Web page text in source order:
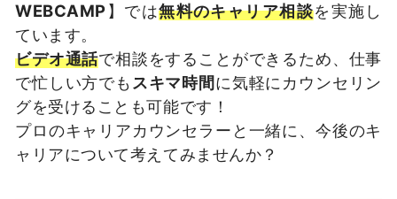
WEBCAMP】では無料のキャリア相談を実施し
ています。
ビデオ通話で相談をすることができるため、仕事
で忙しい方でも スキマ時間に気軽にカウンセリン
グを受けることも可能です！
プロのキャリアカウンセラーと一緒に、今後のキ
ャリアについて考えてみませんか？